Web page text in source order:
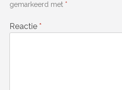
gemarkeerd met *
Reactie *